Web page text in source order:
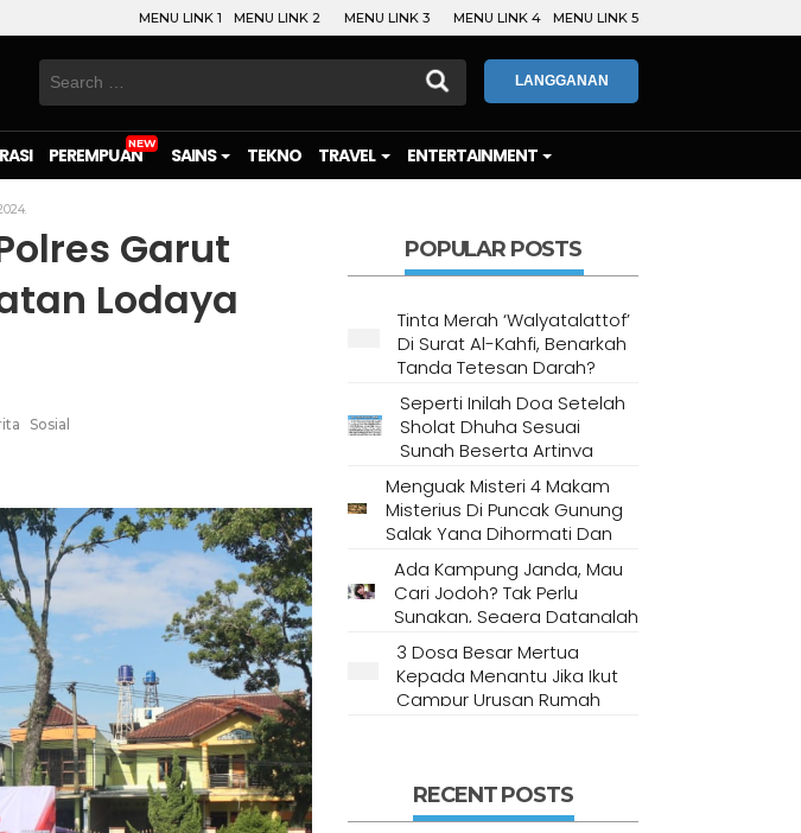
MENU LINK 1 MENU LINK 2 MENU LINK 3 MENU LINK 4 MENU LINK 5
Search
LANGGANAN
PEREMPUAN SAINS TEKNO TRAVEL ENTERTAINMENT
Garut
Lodaya
Sosial
POPULAR POSTS
Tinta Merah ‘Walyatalattof’
Di Surat Al-Kahfi, Benarkah
Tanda Tetesan Darah?
Seperti Inilah Doa Setelah
Sholat Dhuha Sesuai
Sunah Beserta Artinya
Menguak Misteri 4 Makam
Misterius Di Puncak Gunung
Salak Yang Dihormati Dan
Dianggap Tempat Suci Oleh
Masyarakat Setempat
Ada Kampung Janda, Mau
Cari Jodoh? Tak Perlu
Sungkan, Segera Datanglah
Ke Desa Ini
3 Dosa Besar Mertua
Kepada Menantu Jika Ikut
Campur Urusan Rumah
RECENT POSTS